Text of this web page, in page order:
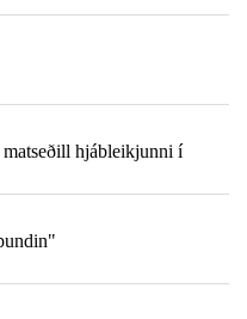
hjábleikjunni í